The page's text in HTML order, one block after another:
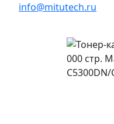
info@mitutech.ru